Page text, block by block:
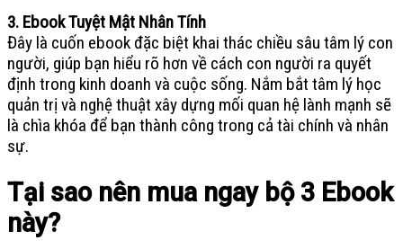
3. Ebook Tuyệt Mật Nhân Tính
Đây là cuốn ebook đặc biệt khai thác chiều sâu tâm lý con
người, giúp bạn hiểu rõ hơn về cách con người ra quyết
định trong kinh doanh và cuộc sống. Nắm bắt tâm lý học
quản trị và nghệ thuật xây dựng mối quan hệ lành mạnh sẽ
là chìa khóa để bạn thành công trong cả tài chính và nhân
sự.
Tại sao nên mua ngay bộ 3 Ebook
này?